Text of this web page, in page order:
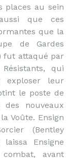
places au sein
que ces
que la
de Gardes
fut attaqué par
qui
exploser leur
le poste de
des nouveaux
Voûte. Ensign
(Bentley
Ensigne
avant